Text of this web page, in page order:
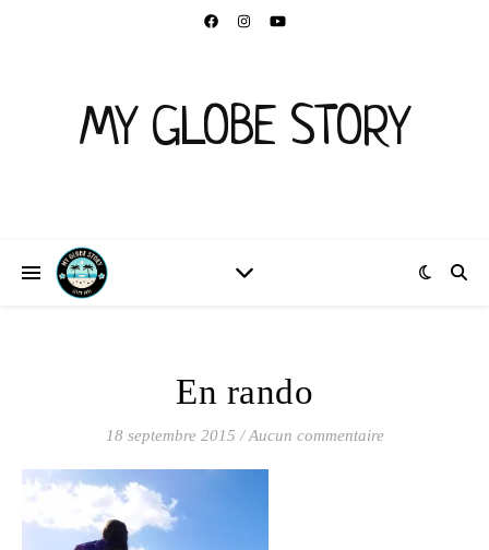
MY GLOBE STORY
En rando
18 septembre 2015 / Aucun commentaire